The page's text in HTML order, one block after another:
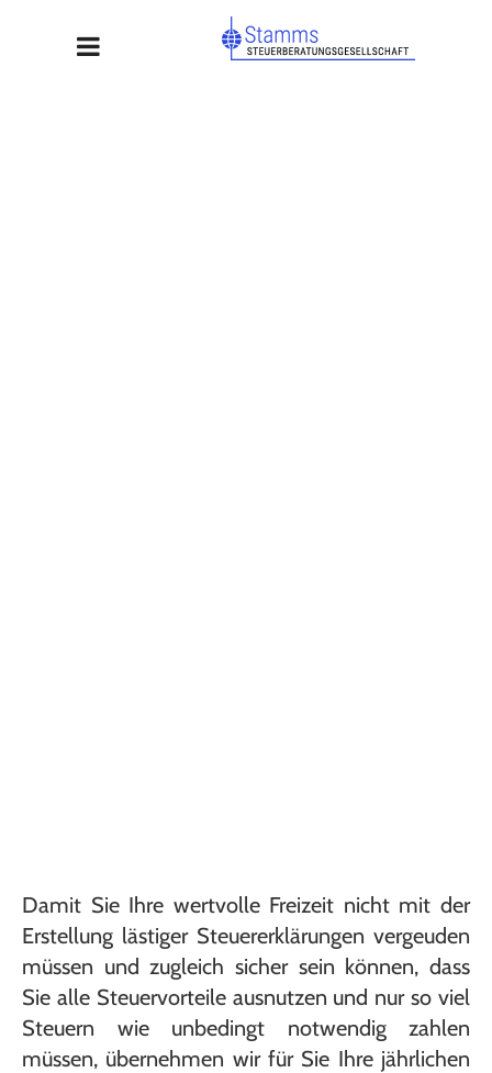
Damit Sie Ihre wertvolle Freizeit nicht mit der
Erstellung lästiger Steuererklärungen vergeuden
müssen und zugleich sicher sein können, dass
Sie alle Steuervorteile ausnutzen und nur so viel
Steuern wie unbedingt notwendig zahlen
müssen, übernehmen wir für Sie Ihre jährlichen